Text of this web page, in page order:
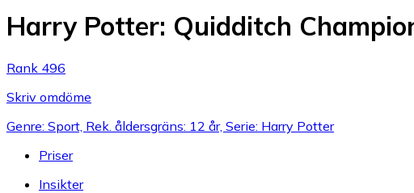
Harry Potter: Quidditch
Rank 496
Skriv omdöme
Genre: Sport, Rek. åldersgräns: 12 år, Serie: Harry Potter
Priser
Insikter